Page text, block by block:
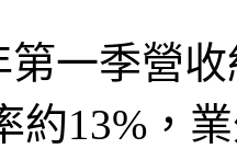
第一季營
約13%，